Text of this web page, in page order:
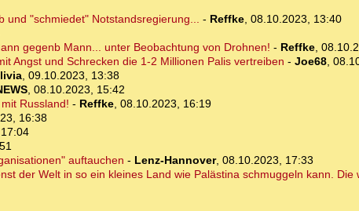
und "schmiedet" Notstandsregierung... - Reffke, 08.10.2023, 13:40
gegenb Mann... unter Beobachtung von Drohnen! - Reffke,
Angst und Schrecken die 1-2 Millionen Palis vertreiben - Joe68,
, 09.10.2023, 13:38
, 08.10.2023, 15:42
Russland! - Reffke, 08.10.2023, 16:19
16:38
auftauchen - Lenz-Hannover, 08.10.2023, 17:33
der Welt in so ein kleines Land wie Palästina schmuggeln kann. Die